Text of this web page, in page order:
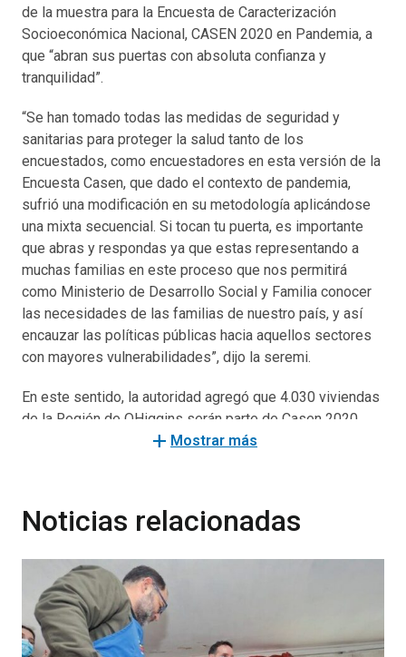
de la muestra para la Encuesta de Caracterización
Socioeconómica Nacional, CASEN 2020 en Pandemia, a
que “abran sus puertas con absoluta confianza y
tranquilidad”.
“Se han tomado todas las medidas de seguridad y
sanitarias para proteger la salud tanto de los
encuestados, como encuestadores en esta versión de la
Encuesta Casen, que dado el contexto de pandemia,
sufrió una modificación en su metodología aplicándose
una mixta secuencial. Si tocan tu puerta, es importante
que abras y respondas ya que estas representando a
muchas familias en este proceso que nos permitirá
como Ministerio de Desarrollo Social y Familia conocer
las necesidades de las familias de nuestro país, y así
encauzar las políticas públicas hacia aquellos sectores
con mayores vulnerabilidades”, dijo la seremi.
En este sentido, la autoridad agregó que 4.030 viviendas
de la Región de OHiggins serán parte de Casen 2020,
que comenzó a aplicarse en el territorio nacional el
el Centro de Encuestas y Estudios Longitudinales de la
Universidad Católica, estos últimos contratarán a las
personas, y portarán una credencial con su nombre y Rut
que el encuestado puede validar en www.casen2020.cl,
add Mostrar más
Noticias relacionadas